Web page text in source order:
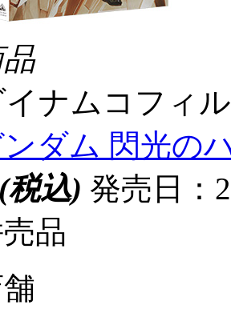
ナムコフィ
ダム 閃光の
(税込) 発売日：
品